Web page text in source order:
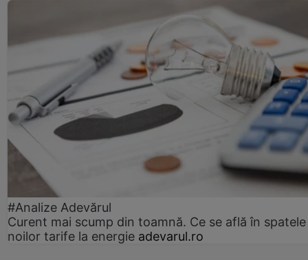
#Analize Adevărul
Curent mai scump din toamnă. Ce se află în spatele
noilor tarife la energie adevarul.ro